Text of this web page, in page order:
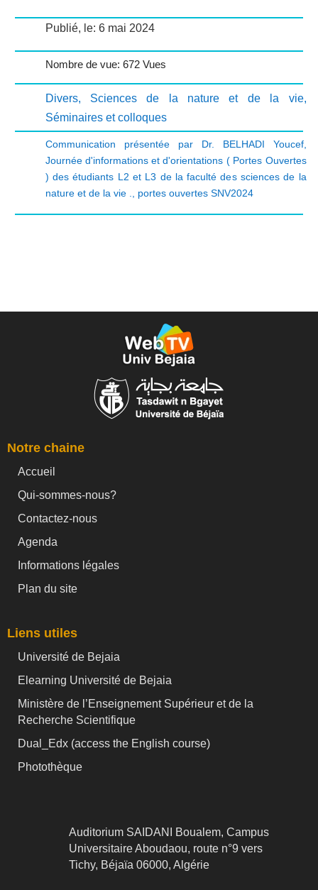
Publié, le: 6 mai 2024
Nombre de vue: 672 Vues
Divers, Sciences de la nature et de la vie,
Séminaires et colloques
Communication présentée par Dr. BELHADI Youcef,
Journée d'informations et d'orientations ( Portes Ouvertes
) des étudiants L2 et L3 de la faculté des sciences de la
nature et de la vie .
portes ouvertes SNV2024
Notre chaine
Accueil
Qui-sommes-nous?
Contactez-nous
Agenda
Informations légales
Plan du site
Liens utiles
Université de Bejaia
Elearning Université de Bejaia
Ministère de l’Enseignement Supérieur et de la
Recherche Scientifique
Dual_Edx (access the English course)
Photothèque
Auditorium SAIDANI Boualem, Campus
Universitaire Aboudaou, route n°9 vers
Tichy, Béjaïa 06000, Algérie